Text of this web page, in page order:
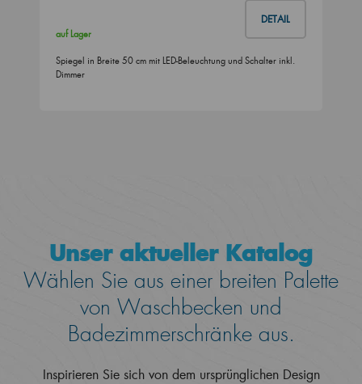
DETAIL
auf Lager
Spiegel in Breite 50 cm mit LED-Beleuchtung und Schalter inkl.
Dimmer
Unser aktueller Katalog
Wählen Sie aus einer breiten Palette
von Waschbecken und
Badezimmerschränke aus.
Inspirieren Sie sich von dem ursprünglichen Design